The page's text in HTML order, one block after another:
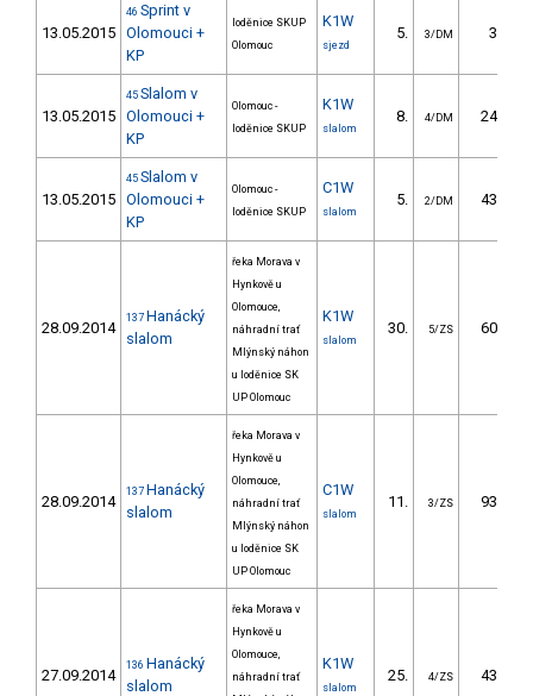
13.05.2015
46 Sprint v
Olomouci +
KP
loděnice SKUP
Olomouc
K1W
sjezd
5. 3/DM 3.80
13.05.2015
45 Slalom v
Olomouci +
KP
Olomouc -
loděnice SKUP
K1W
slalom
8. 4/DM 24.80
13.05.2015
45 Slalom v
Olomouci +
KP
Olomouc -
loděnice SKUP
C1W
slalom
5. 2/DM 43.30
28.09.2014
137 Hanácký
slalom
řeka Morava v
Hynkově u
Olomouce,
náhradní trať
Mlýnský náhon
u loděnice SK
UP Olomouc
K1W
slalom
30. 5/ZS 60.25
28.09.2014
137 Hanácký
slalom
řeka Morava v
Hynkově u
Olomouce,
náhradní trať
Mlýnský náhon
u loděnice SK
UP Olomouc
C1W
slalom
11. 3/ZS 93.57
27.09.2014
136 Hanácký
slalom
řeka Morava v
Hynkově u
Olomouce,
náhradní trať
K1W
slalom
25. 4/ZS 43.07